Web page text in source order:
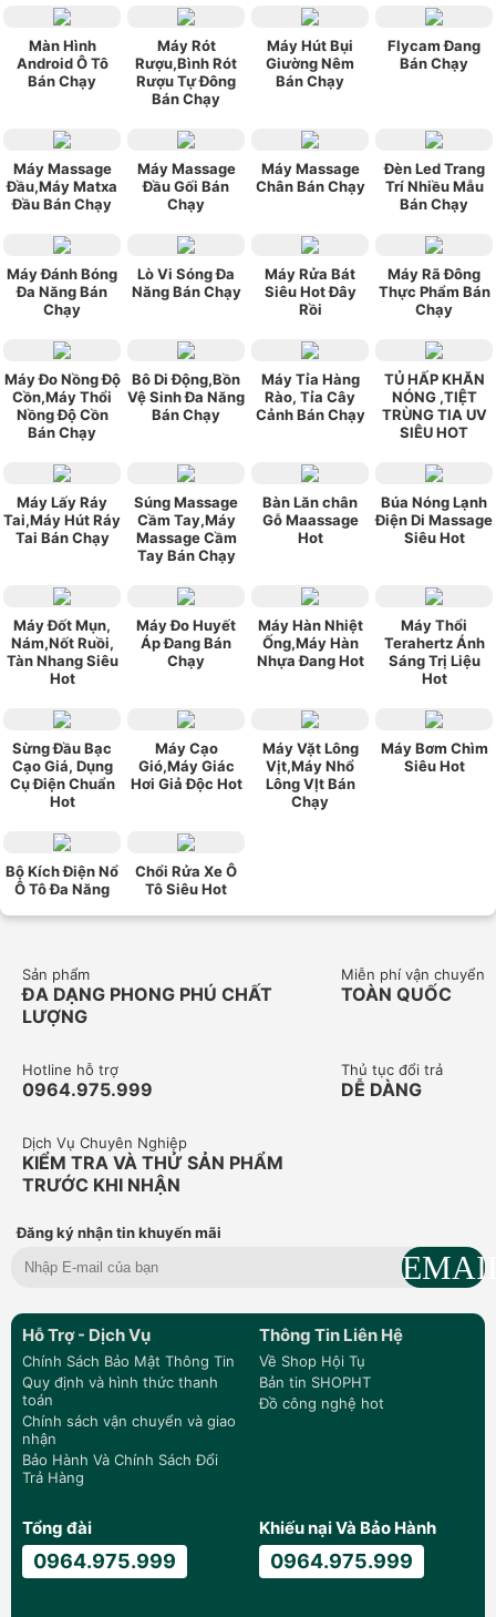
Màn Hình
Android Ô Tô
Bán Chạy
Máy Rót
Rượu,Bình Rót
Rượu Tự Đông
Bán Chạy
Máy Hút Bụi
Giường Nêm
Bán Chạy
Flycam Đang
Bán Chạy
Máy Massage
Đầu,Máy Matxa
Đầu Bán Chạy
Máy Massage
Đầu Gối Bán
Chạy
Máy Massage
Chân Bán Chạy
Đèn Led Trang
Trí Nhiều Mẫu
Bán Chạy
Máy Đánh Bóng
Đa Năng Bán
Chạy
Lò Vi Sóng Đa
Năng Bán Chạy
Máy Rửa Bát
Siêu Hot Đây
Rồi
Máy Rã Đông
Thực Phẩm Bán
Chạy
Máy Đo Nồng Độ
Cồn,Máy Thổi
Nồng Độ Cồn
Bán Chạy
Bô Di Động,Bồn
Vệ Sinh Đa Năng
Bán Chạy
Máy Tỉa Hàng
Rào, Tỉa Cây
Cảnh Bán Chạy
TỦ HẤP KHĂN
NÓNG ,TIỆT
TRÙNG TIA UV
SIÊU HOT
Máy Lấy Ráy
Tai,Máy Hút Ráy
Tai Bán Chạy
Súng Massage
Cầm Tay,Máy
Massage Cầm
Tay Bán Chạy
Bàn Lăn chân
Gỗ Maassage
Hot
Búa Nóng Lạnh
Điện Di Massage
Siêu Hot
Máy Đốt Mụn,
Nám,Nốt Ruồi,
Tàn Nhang Siêu
Hot
Máy Đo Huyết
Áp Đang Bán
Chạy
Máy Hàn Nhiệt
Ống,Máy Hàn
Nhựa Đang Hot
Máy Thổi
Terahertz Ánh
Sáng Trị Liệu
Hot
Sừng Đầu Bạc
Cạo Giá, Dụng
Cụ Điện Chuẩn
Hot
Máy Cạo
Gió,Máy Giác
Hơi Giả Độc Hot
Máy Vặt Lông
Vịt,Máy Nhổ
Lông VỊt Bán
Chạy
Máy Bơm Chìm
Siêu Hot
Bộ Kích Điện Nổ
Ô Tô Đa Năng
Chổi Rửa Xe Ô
Tô Siêu Hot
Sản phẩm
ĐA DẠNG PHONG PHÚ CHẤT
LƯỢNG
Miễn phí vận chuyển
TOÀN QUỐC
Hotline hỗ trợ
0964.975.999
Thủ tục đổi trả
DỄ DÀNG
Dịch Vụ Chuyên Nghiệp
KIỂM TRA VÀ THỬ SẢN PHẨM
TRƯỚC KHI NHẬN
Đăng ký nhận tin khuyến mãi
Hỗ Trợ - Dịch Vụ
Chính Sách Bảo Mật Thông Tin
Quy định và hình thức thanh
toán
Chính sách vận chuyển và giao
nhận
Bảo Hành Và Chính Sách Đổi
Trả Hàng
Thông Tin Liên Hệ
Về Shop Hội Tụ
Bản tin SHOPHT
Đồ công nghệ hot
Tổng đài
0964.975.999
Khiếu nại Và Bảo Hành
0964.975.999